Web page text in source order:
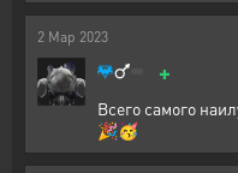
2 Мар 2023
+
Всего самого
🎉🥳